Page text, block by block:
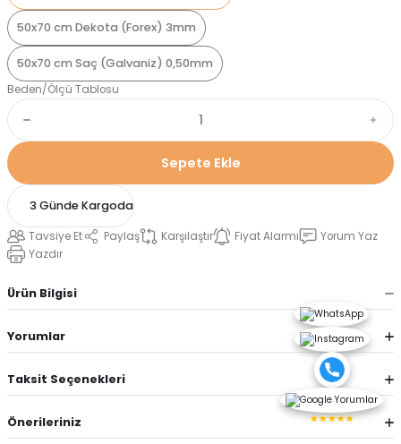
50x70 cm Dekota (Forex) 3mm
50x70 cm Saç (Galvaniz) 0,50mm
Beden/Ölçü Tablosu
Sepete Ekle
3 Günde Kargoda
Tavsiye Et Paylaş Karşılaştır Fiyat Alarmı
Yorum Yaz
Yazdır
Ürün Bilgisi
Yorumlar
Taksit Seçenekleri
Önerileriniz ★★★★★